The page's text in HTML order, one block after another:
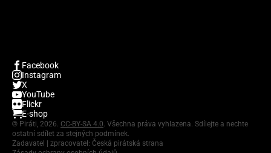
Facebook
Instagram
X
YouTube
Flickr
E-shop
© Piráti, 2026. CC-BY-SA 4.0. Všechna práva vyhlazena. Sdílejte a nechte
ostatní sdílet za stejných podmínek.
Zadavatel | zpracovatel: Česká pirátská strana